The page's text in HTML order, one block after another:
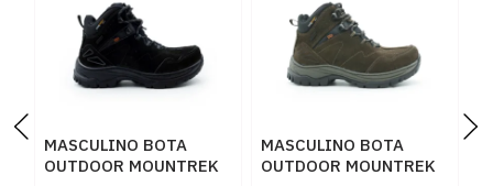
MASCULINO BOTA
OUTDOOR MOUNTREK
MASCULINO BOTA
OUTDOOR MOUNTREK